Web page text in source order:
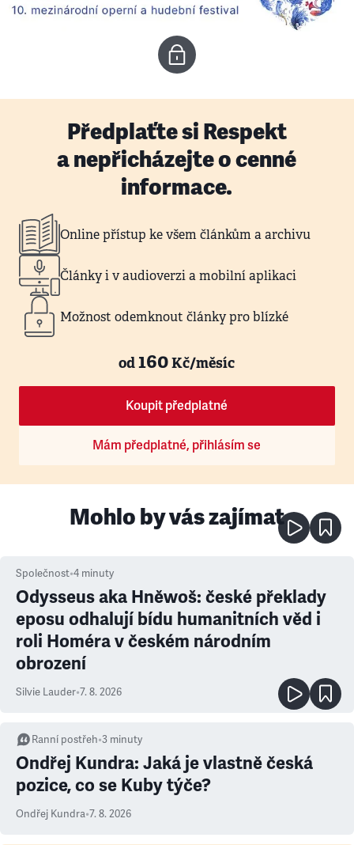
Předplaťte si Respekt
a nepřicházejte o cenné
informace.
Online přístup ke všem článkům a archivu
Články i v audioverzi a mobilní aplikaci
Možnost odemknout články pro blízké
od160Kč/měsíc
Koupit předplatné
Mám předplatné, přihlásím se
Mohlo by vás zajímat
Společnost•4 minuty
Odysseus aka Hněwoš: české překlady
eposu odhalují bídu humanitních věd i
roli Homéra v českém národním
obrození
Silvie Lauder•7. 8. 2026
Ranní postřeh•3 minuty
Ondřej Kundra: Jaká je vlastně česká
pozice, co se Kuby týče?
Ondřej Kundra•7. 8. 2026